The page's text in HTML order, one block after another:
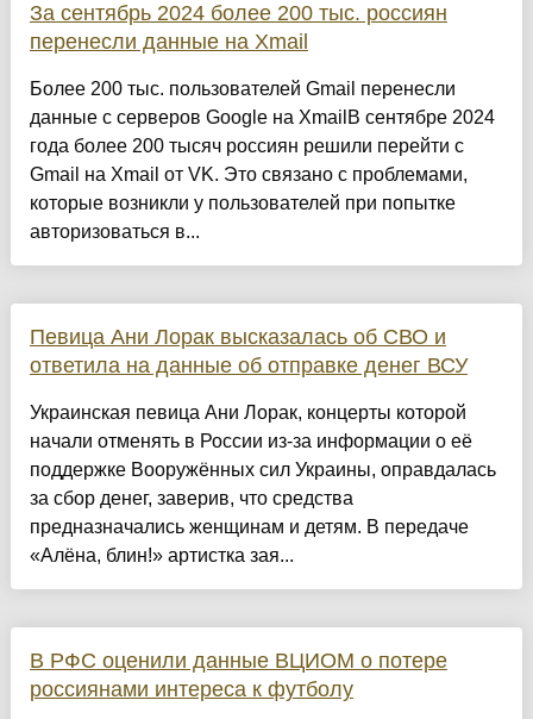
За сентябрь 2024 более 200 тыс. россиян
перенесли данные на Xmail
Более 200 тыс. пользователей Gmail перенесли
данные с серверов Google на XmailВ сентябре 2024
года более 200 тысяч россиян решили перейти с
Gmail на Xmail от VK. Это связано с проблемами,
которые возникли у пользователей при попытке
авторизоваться в...
Певица Ани Лорак высказалась об СВО и
ответила на данные об отправке денег ВСУ
Украинская певица Ани Лорак, концерты которой
начали отменять в России из-за информации о её
поддержке Вооружённых сил Украины, оправдалась
за сбор денег, заверив, что средства
предназначались женщинам и детям. В передаче
«Алёна, блин!» артистка зая...
В РФС оценили данные ВЦИОМ о потере
россиянами интереса к футболу